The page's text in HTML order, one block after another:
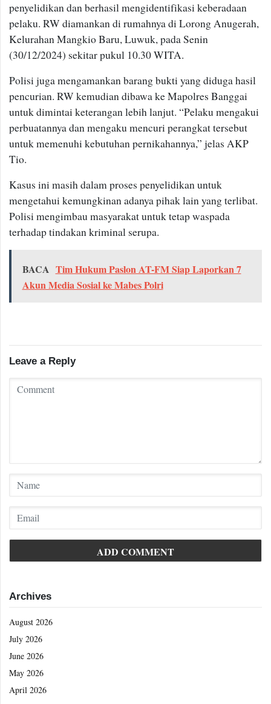
penyelidikan dan berhasil mengidentifikasi keberadaan
pelaku. RW diamankan di rumahnya di Lorong Anugerah,
Kelurahan Mangkio Baru, Luwuk, pada Senin
(30/12/2024) sekitar pukul 10.30 WITA.
Polisi juga mengamankan barang bukti yang diduga hasil
pencurian. RW kemudian dibawa ke Mapolres Banggai
untuk dimintai keterangan lebih lanjut. “Pelaku mengakui
perbuatannya dan mengaku mencuri perangkat tersebut
untuk memenuhi kebutuhan pernikahannya,” jelas AKP
Tio.
Kasus ini masih dalam proses penyelidikan untuk
mengetahui kemungkinan adanya pihak lain yang terlibat.
Polisi mengimbau masyarakat untuk tetap waspada
terhadap tindakan kriminal serupa.
BACA Tim Hukum Paslon AT-FM Siap Laporkan 7
Akun Media Sosial ke Mabes Polri
Leave a Reply
Archives
August 2026
July 2026
June 2026
May 2026
April 2026